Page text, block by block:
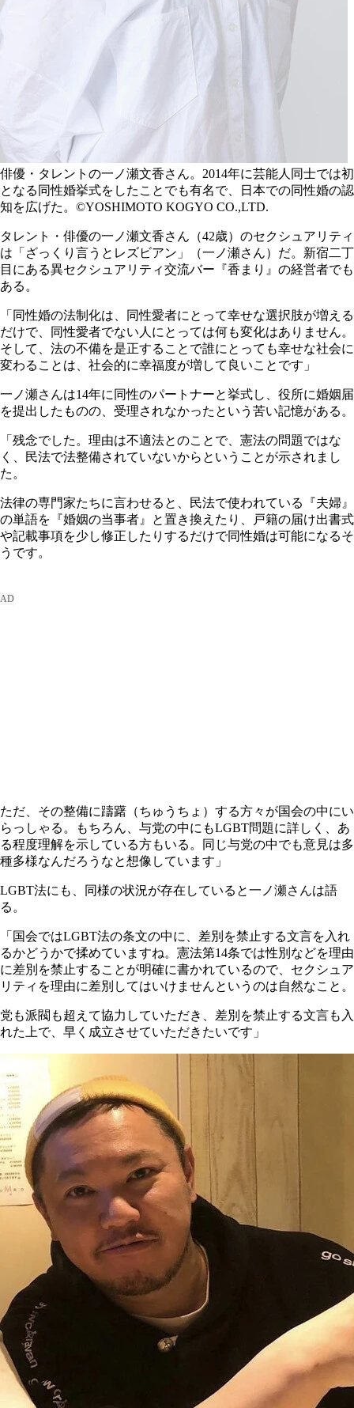
俳優・タレントの一ノ瀬文香さん。2014年に芸能人同士では初
となる同性婚挙式をしたことでも有名で、日本での同性婚の認
知を広げた。©YOSHIMOTO KOGYO CO.,LTD.
タレント・俳優の一ノ瀬文香さん（42歳）のセクシュアリティ
は「ざっくり言うとレズビアン」（一ノ瀬さん）だ。新宿二丁
目にある異セクシュアリティ交流バー『香まり』の経営者でも
ある。
「同性婚の法制化は、同性愛者にとって幸せな選択肢が増える
だけで、同性愛者でない人にとっては何も変化はありません。
そして、法の不備を是正することで誰にとっても幸せな社会に
変わることは、社会的に幸福度が増して良いことです」
一ノ瀬さんは14年に同性のパートナーと挙式し、役所に婚姻届
を提出したものの、受理されなかったという苦い記憶がある。
「残念でした。理由は不適法とのことで、憲法の問題ではな
く、民法で法整備されていないからということが示されまし
た。
法律の専門家たちに言わせると、民法で使われている『夫婦』
の単語を『婚姻の当事者』と置き換えたり、戸籍の届け出書式
や記載事項を少し修正したりするだけで同性婚は可能になるそ
うです。
ただ、その整備に躊躇（ちゅうちょ）する方々が国会の中にい
らっしゃる。もちろん、与党の中にもLGBT問題に詳しく、あ
る程度理解を示している方もいる。同じ与党の中でも意見は多
種多様なんだろうなと想像しています」
LGBT法にも、同様の状況が存在していると一ノ瀬さんは語
る。
「国会ではLGBT法の条文の中に、差別を禁止する文言を入れ
るかどうかで揉めていますね。憲法第14条では性別などを理由
に差別を禁止することが明確に書かれているので、セクシュア
リティを理由に差別してはいけませんというのは自然なこと。
党も派閥も超えて協力していただき、差別を禁止する文言も入
れた上で、早く成立させていただきたいです」